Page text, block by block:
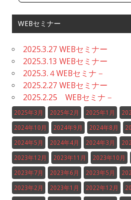
WEBセミナー
2025.3.27 WEBセミナー
2025.3.13 WEBセミナー
2025.3.４WEBセミナ－
2025.2.27 WEBセミナー
2025.2.25 WEBセミナ－
2025年3月 2025年2月 2025年1月
2024年10月 2024年9月 2024年8月
2024年5月 2024年4月 2024年3月
2023年12月 2023年11月 2023年10月
2023年7月 2023年6月 2023年5月
2023年2月 2023年1月 2022年12月